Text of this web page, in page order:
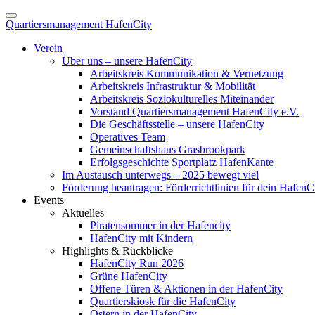
Quartiersmanagement HafenCity
Verein
Über uns – unsere HafenCity
Arbeitskreis Kommunikation & Vernetzung
Arbeitskreis Infrastruktur & Mobilität
Arbeitskreis Soziokulturelles Miteinander
Vorstand Quartiersmanagement HafenCity e.V.
Die Geschäftsstelle – unsere HafenCity
Operatives Team
Gemeinschaftshaus Grasbrookpark
Erfolgsgeschichte Sportplatz HafenKante
Im Austausch unterwegs – 2025 bewegt viel
Förderung beantragen: Förderrichtlinien für dein
Events
Aktuelles
Piratensommer in der Hafencity
HafenCity mit Kindern
Highlights & Rückblicke
HafenCity Run 2026
Grüne HafenCity
Offene Türen & Aktionen in der HafenCity
Quartierskiosk für die HafenCity